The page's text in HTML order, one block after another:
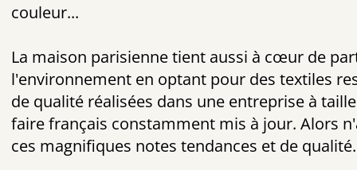
couleur...
La maison parisienne tient aussi à cœur de
l'environnement en optant pour des textiles
de qualité réalisées dans une entreprise à
faire français constamment mis à jour. Alors
ces magnifiques notes tendances et de qualité.